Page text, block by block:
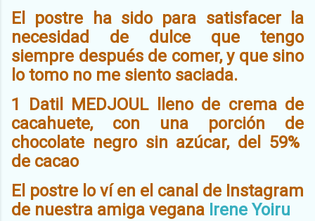
El postre ha sido para satisfacer la
necesidad de dulce que tengo
siempre después de comer, y que sino
lo tomo no me siento saciada.
1 Datil MEDJOUL lleno de crema de
cacahuete, con una porción de
chocolate negro sin azúcar, del 59%
de cacao
El postre lo ví en el canal de Instagram
de nuestra amiga vegana Irene Yoiru